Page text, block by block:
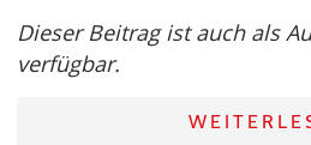
Dieser Beitrag ist auch als
verfügbar.